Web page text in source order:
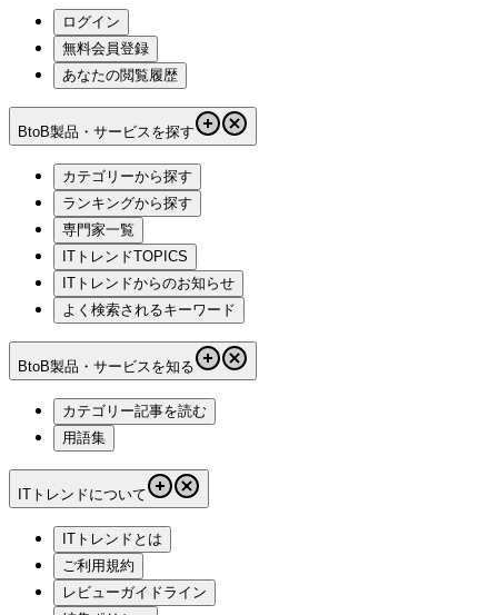
ログイン
無料会員登録
あなたの閲覧履歴
BtoB製品・サービスを探す
カテゴリーから探す
ランキングから探す
専門家一覧
ITトレンドTOPICS
ITトレンドからのお知らせ
よく検索されるキーワード
BtoB製品・サービスを知る
カテゴリー記事を読む
用語集
ITトレンドについて
ITトレンドとは
ご利用規約
レビューガイドライン